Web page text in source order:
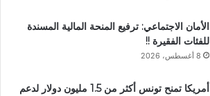
الأمان الاجتماعي: ترفيع المنحة المالية المسندة
للفئات الفقيرة !!
8 أغسطس، 2026
أمريكا تمنح تونس أكثر من 1.5 مليون دولار لدعم